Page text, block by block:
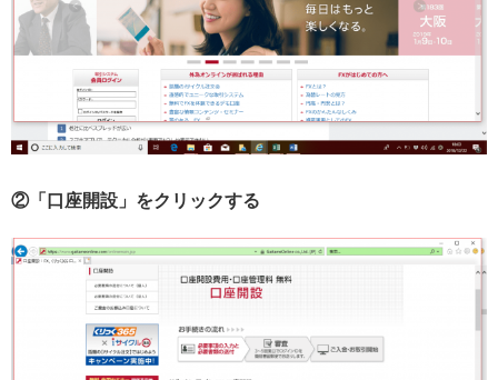
②「口座開設」をクリックする